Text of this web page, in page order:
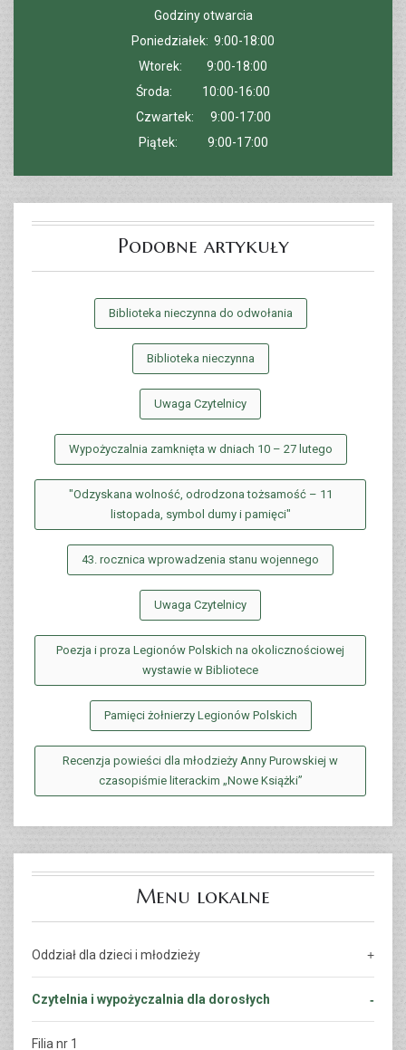
Godziny otwarcia
Poniedziałek: 9:00-18:00
Wtorek: 9:00-18:00
Środa: 10:00-16:00
Czwartek: 9:00-17:00
Piątek: 9:00-17:00
Podobne artykuły
Biblioteka nieczynna do odwołania
Biblioteka nieczynna
Uwaga Czytelnicy
Wypożyczalnia zamknięta w dniach 10 – 27 lutego
"Odzyskana wolność, odrodzona tożsamość – 11
listopada, symbol dumy i pamięci"
43. rocznica wprowadzenia stanu wojennego
Uwaga Czytelnicy
Poezja i proza Legionów Polskich na okolicznościowej
wystawie w Bibliotece
Pamięci żołnierzy Legionów Polskich
Recenzja powieści dla młodzieży Anny Purowskiej w
czasopiśmie literackim „Nowe Książki”
Menu lokalne
Oddział dla dzieci i młodzieży
Czytelnia i wypożyczalnia dla dorosłych
Filia nr 1